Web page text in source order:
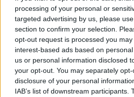
processing of your personal or
targeted advertising by us, please
section to confirm your selection.
opt-out request is processed you
interest-based ads based on
us or personal information disclosed
your opt-out. You may separately
disclosure of your personal
IAB’s list of downstream participants.
Tecmofel akarja támasztani a
3D-s verekedős játékok egyik
keresztül ment pár korszakon,
után sokan lemondtak róla,
szerencsére már változott, és
gyártás alatt áll, miközben a
Dead or Alive 6 ráncba